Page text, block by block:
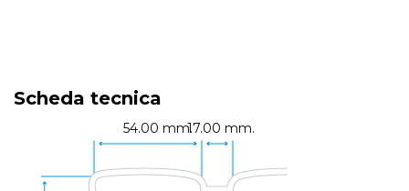
Scheda tecnica
54.00 mm.17.00 mm.